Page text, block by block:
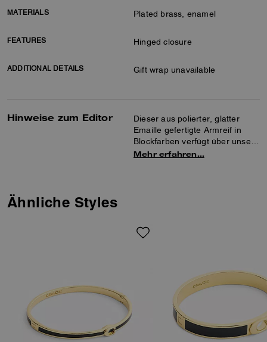
MATERIALS Plated brass, enamel
FEATURES Hinged closure
ADDITIONAL DETAILS Gift wrap unavailable
Hinweise zum Editor
Dieser aus polierter, glatter
Emaille gefertigte Armreif in
Blockfarben verfügt über unsere
Signature für einen
Mehr erfahren…
Ähnliche Styles